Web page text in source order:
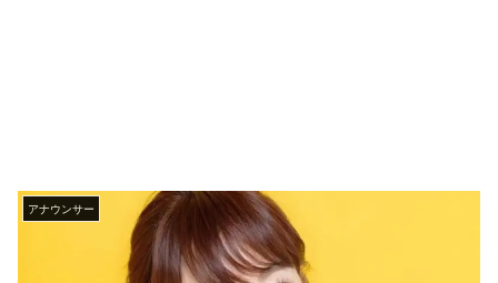
アナウンサー